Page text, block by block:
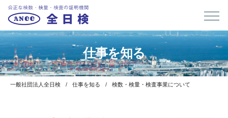
仕事を知る
一般社団法人全日検 仕事を知る 検数・検量・検査事業について